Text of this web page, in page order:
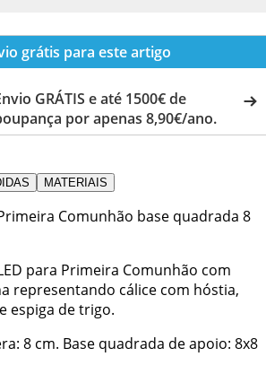
grátis para este artigo
GRÁTIS e até 1500€ de
por apenas 8,90€/ano.
MATERIAIS
Comunhão base quadrada 8
para Primeira Comunhão com
representando cálice com hóstia,
espiga de trigo.
8 cm. Base quadrada de apoio: 8x8